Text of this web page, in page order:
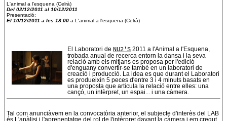
L'animal a l'esquena (Celrà)
Del 02/12/2011 al 10/12/2011
Presentació:
El 10/12/2011 a les 18:00 a L'animal a l'esquena (Celrà)
El Laboratori de NU2'S 2011 a l'Animal a l'Esquena,
trobada anual de recerca entorn la dansa i la seva
relació amb els mitjans es proposa per l'edició
d'enguany convertir-se també en un laboratori de
creació i producció. La idea es que durant el Laboratori
es produeixin 5 peces d'entre 3 i 4 minuts basats en
una proposta que articula la relació entre elles: una
cançó, un intèrpret, un espai... i una càmera.
Tal com anunciàvem en la convocatòria anterior, el subjecte d'interès del LAB
és L'anàlisi i l'aprenentatge del rol de l'intèrpret davant la càmera i em cregut